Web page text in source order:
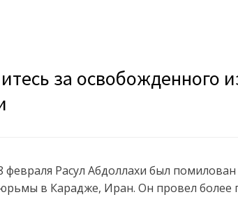
за освобожденного
февраля Расул Абдоллахи был
в Карадже, Иран. Он провел более